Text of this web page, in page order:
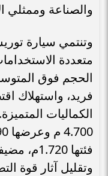
والصناعة وممثلي
وتنتمي سيارة
فريد، واستهلاك
الكماليات
فئتها
وتقليل آثار قوة